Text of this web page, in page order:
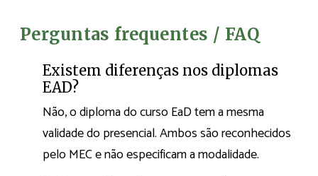
Perguntas frequentes / FAQ
Existem diferenças nos diplomas
EAD?
Não, o diploma do curso EaD tem a mesma
validade do presencial. Ambos são reconhecidos
pelo MEC e não especificam a modalidade.